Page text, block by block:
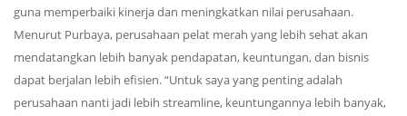
guna memperbaiki kinerja dan meningkatkan nilai perusahaan.
Menurut Purbaya, perusahaan pelat merah yang lebih sehat akan
mendatangkan lebih banyak pendapatan, keuntungan, dan bisnis
dapat berjalan lebih efisien. “Untuk saya yang penting adalah
perusahaan nanti jadi lebih streamline, keuntungannya lebih banyak,